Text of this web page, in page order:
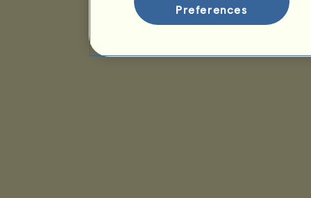
Preferences